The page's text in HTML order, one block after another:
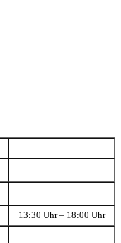
13:30 Uhr – 18:00 Uhr